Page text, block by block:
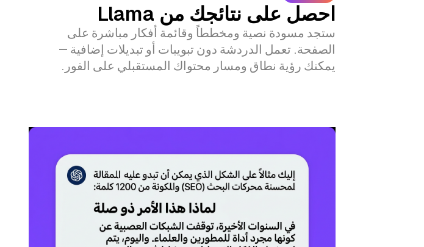
احصل على نتائجك من Llama
ستجد مسودة نصية ومخططاً وقائمة أفكار مباشرة على
الصفحة. تعمل الدردشة دون تبويبات أو تبديلات إضافية —
يمكنك رؤية نطاق ومسار محتواك المستقبلي على الفور.